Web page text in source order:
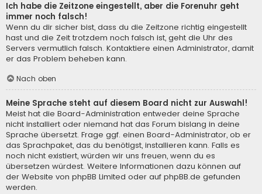
Ich habe die Zeitzone eingestellt, aber die Forenuhr geht
immer noch falsch!
Wenn du dir sicher bist, dass du die Zeitzone richtig eingestellt
hast und die Zeit trotzdem noch falsch ist, geht die Uhr des
Servers vermutlich falsch. Kontaktiere einen Administrator, damit
er das Problem beheben kann.
Nach oben
Meine Sprache steht auf diesem Board nicht zur Auswahl!
Meist hat die Board-Administration entweder deine Sprache
nicht installiert oder niemand hat das Forum bislang in deine
Sprache übersetzt. Frage ggf. einen Board-Administrator, ob er
das Sprachpaket, das du benötigst, installieren kann. Falls es
noch nicht existiert, würden wir uns freuen, wenn du es
übersetzen würdest. Weitere Informationen dazu können auf
der Website von phpBB Limited oder auf phpBB.de gefunden
werden.